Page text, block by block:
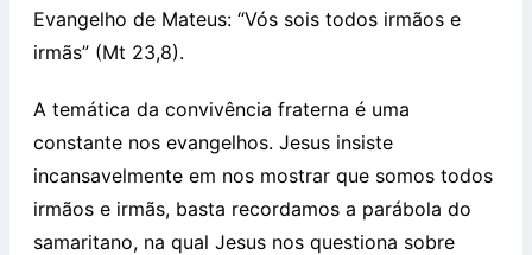
Evangelho de Mateus: “Vós sois todos irmãos e
irmãs” (Mt 23,8).
A temática da convivência fraterna é uma
constante nos evangelhos. Jesus insiste
incansavelmente em nos mostrar que somos todos
irmãos e irmãs, basta recordamos a parábola do
samaritano, na qual Jesus nos questiona sobre